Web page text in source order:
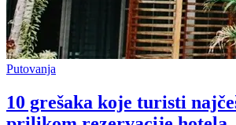
Putovanja
10 grešaka koje turisti